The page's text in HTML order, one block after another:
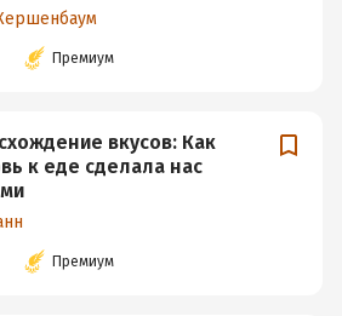
Премиум
вкусов: Как
к еде сделала нас
Премиум